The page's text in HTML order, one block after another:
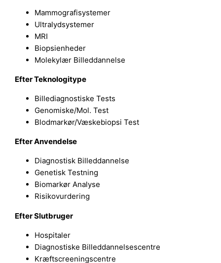
Mammografisystemer
Ultralydsystemer
MRI
Biopsienheder
Molekylær Billeddannelse
Efter Teknologitype
Billediagnostiske Tests
Genomiske/Mol. Test
Blodmarkør/Væskebiopsi Test
Efter Anvendelse
Diagnostisk Billeddannelse
Genetisk Testning
Biomarkør Analyse
Risikovurdering
Efter Slutbruger
Hospitaler
Diagnostiske Billeddannelsescentre
Kræftscreeningscentre